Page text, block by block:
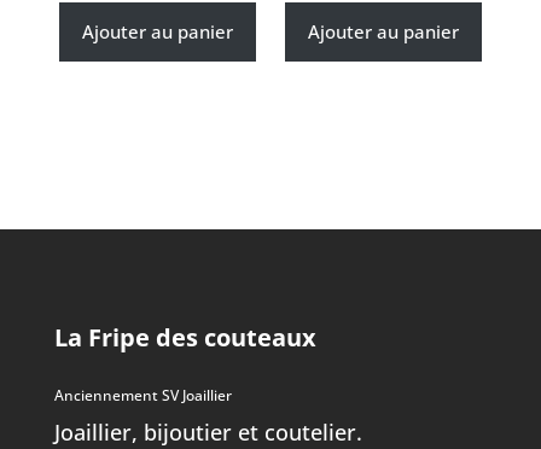
Ajouter au panier Ajouter au panier
La Fripe des couteaux
Anciennement SV Joaillier
Joaillier, bijoutier et coutelier.